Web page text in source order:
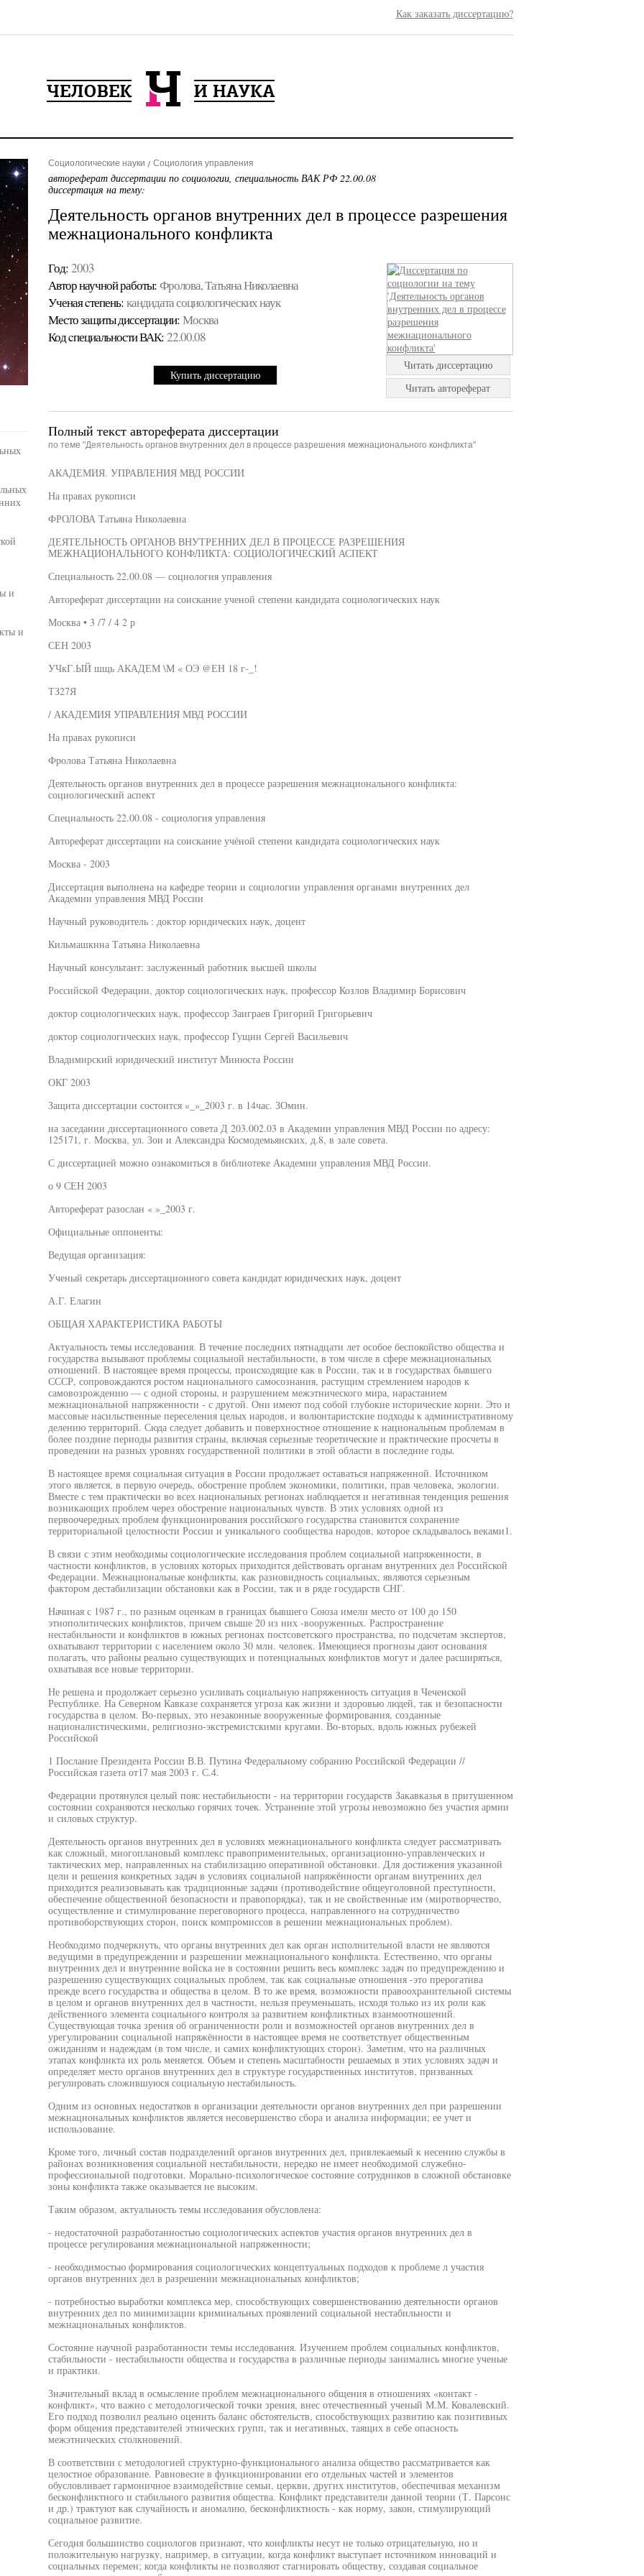
Как заказать диссертацию?
Социологические науки Социология управления
автореферат диссертации по социологии, специальность ВАК РФ 22.00.08
диссертация на тему:
Деятельность органов внутренних дел в процессе разрешения
межнационального конфликта
Год: 2003
Автор научной работы: Фролова, Татьяна Николаевна
Ученая cтепень: кандидата социологических наук
Место защиты диссертации: Москва
Код cпециальности ВАК: 22.00.08
Купить диссертацию
Читать диссертацию
Читать автореферат
Полный текст автореферата диссертации
по теме "Деятельность органов внутренних дел в процессе разрешения межнационального конфликта"
АКАДЕМИЯ. УПРАВЛЕНИЯ МВД РОССИИ
На правах рукописи
ФРОЛОВА Татьяна Николаевна
ДЕЯТЕЛЬНОСТЬ ОРГАНОВ ВНУТРЕННИХ ДЕЛ В ПРОЦЕССЕ РАЗРЕШЕНИЯ
МЕЖНАЦИОНАЛЬНОГО КОНФЛИКТА: СОЦИОЛОГИЧЕСКИЙ АСПЕКТ
Специальность 22.00.08 — социология управления
Автореферат диссертации на соискание ученой степени кандидата социологических наук
Москва • 3 /7 / 4 2 р
СЕН 2003
УЧкГ.ЫЙ шщь АКАДЕМ \М « ОЭ @ЕН 18 г-_!
ТЗ27Я
/ АКАДЕМИЯ УПРАВЛЕНИЯ МВД РОССИИ
На правах рукописи
Фролова Татьяна Николаевна
Деятельность органов внутренних дел в процессе разрешения межнационального конфликта:
социологический аспект
Специальность 22.00.08 - социология управления
Автореферат диссертации на соискание учёной степени кандидата социологических наук
Москва - 2003
Диссертация выполнена на кафедре теории и социологии управления органами внутренних дел
Академии управления МВД России
Научный руководитель : доктор юридических наук, доцент
Кильмашкнна Татьяна Николаевна
Научный консультант: заслуженный работник высшей школы
Российской Федерации, доктор социологических наук, профессор Козлов Владимир Борисович
доктор социологических наук, профессор Заиграев Григорий Григорьевич
доктор социологических наук, профессор Гущин Сергей Васильевич
Владимирский юридический институт Минюста России
ОКГ 2003
Защита диссертации состоится «_»_2003 г. в 14час. ЗОмин.
на заседании диссертационного совета Д 203.002.03 в Академии управления МВД России по адресу:
125171, г. Москва, ул. Зои и Александра Космодемьянских, д.8, в зале совета.
С диссертацией можно ознакомиться в библиотеке Академии управления МВД России.
о 9 СЕН 2003
Автореферат разослан « »_2003 г.
Официальные оппоненты:
Ведущая организация:
Ученый секретарь диссертационного совета кандидат юридических наук, доцент
А.Г. Елагин
ОБЩАЯ ХАРАКТЕРИСТИКА РАБОТЫ
Актуальность темы исследования. В течение последних пятнадцати лет особое беспокойство общества и
государства вызывают проблемы социальной нестабильности, в том числе в сфере межнациональных
отношений. В настоящее время процессы, происходящие как в России, так и в государствах бывшего
СССР, сопровождаются ростом национального самосознания, растущим стремлением народов к
самовозрождению — с одной стороны, и разрушением межэтнического мира, нарастанием
межнациональной напряженности - с другой. Они имеют под собой глубокие исторические корни. Это и
массовые насильственные переселения целых народов, и волюнтаристские подходы к административному
делению территорий. Сюда следует добавить и поверхностное отношение к национальным проблемам в
более поздние периоды развития страны, включая серьезные теоретические и практические просчеты в
проведении на разных уровнях государственной политики в этой области в последние годы.
В настоящее время социальная ситуация в России продолжает оставаться напряженной. Источником
этого является, в первую очередь, обострение проблем экономики, политики, прав человека, экологии.
Вместе с тем практически во всех национальных регионах наблюдается и негативная тенденция решения
возникающих проблем через обострение национальных чувств. В этих условиях одной из
первоочередных проблем функционирования российского государства становится сохранение
территориальной целостности России и уникального сообщества народов, которое складывалось веками1.
В связи с этим необходимы социологические исследования проблем социальной напряженности, в
частности конфликтов, в условиях которых приходится действовать органам внутренних дел Российской
Федерации. Межнациональные конфликты, как разновидность социальных, являются серьезным
фактором дестабилизации обстановки как в России, так и в ряде государств СНГ.
Начиная с 1987 г., по разным оценкам в границах бывшего Союза имели место от 100 до 150
этнополитических конфликтов, причем свыше 20 из них -вооруженных. Распространение
нестабильности и конфликтов в южных регионах постсоветского пространства, по подсчетам экспертов,
охватывают территории с населением около 30 млн. человек. Имеющиеся прогнозы дают основания
полагать, что районы реально существующих и потенциальных конфликтов могут и далее расширяться,
охватывая все новые территории.
Не решена и продолжает серьезно усиливать социальную напряженность ситуация в Чеченской
Республике. На Северном Кавказе сохраняется угроза как жизни и здоровью людей, так и безопасности
государства в целом. Во-первых, это незаконные вооруженные формирования, созданные
националистическими, религиозно-экстремистскими кругами. Во-вторых, вдоль южных рубежей
Российской
1 Послание Президента России В.В. Путина Федеральному собранию Российской Федерации //
Российская газета от17 мая 2003 г. С.4.
Федерации протянулся целый пояс нестабильности - на территории государств Закавказья в притушенном
состоянии сохраняются несколько горячих точек. Устранение этой угрозы невозможно без участия армии
и силовых структур.
Деятельность органов внутренних дел в условиях межнационального конфликта следует рассматривать
как сложный, многоплановый комплекс правоприменительных, организационно-управленческих и
тактических мер, направленных на стабилизацию оперативной обстановки. Для достижения указанной
цели и решения конкретных задач в условиях социальной напряжённости органам внутренних дел
приходится реализовывать как традиционные задачи (противодействие общеуголовной преступности,
обеспечение общественной безопасности и правопорядка), так и не свойственные им (миротворчество,
осуществление и стимулирование переговорного процесса, направленного на сотрудничество
противоборствующих сторон, поиск компромиссов в решении межнациональных проблем).
Необходимо подчеркнуть, что органы внутренних дел как орган исполнительной власти не являются
ведущими в предупреждении и разрешении межнационального конфликта. Естественно, что органы
внутренних дел и внутренние войска не в состоянии решить весь комплекс задач по предупреждению и
разрешению существующих социальных проблем, так как социальные отношения -это прерогатива
прежде всего государства и общества в целом. В то же время, возможности правоохранительной системы
в целом и органов внутренних дел в частности, нельзя преуменьшать, исходя только из их роли как
действенного элемента социального контроля за развитием конфликтных взаимоотношений.
Существующая точка зрения об ограниченности роли и возможностей органов внутренних дел в
урегулировании социальной напряжённости в настоящее время не соответствует общественным
ожиданиям и надеждам (в том числе, и самих конфликтующих сторон). Заметим, что на различных
этапах конфликта их роль меняется. Объем и степень масштабности решаемых в этих условиях задач и
определяет место органов внутренних дел в структуре государственных институтов, призванных
регулировать сложившуюся социальную нестабильность.
Одним из основных недостатков в организации деятельности органов внутренних дел при разрешении
межнациональных конфликтов является несовершенство сбора и анализа информации; ее учет и
использование.
Кроме того, личный состав подразделений органов внутренних дел, привлекаемый к несению службы в
районах возникновения социальной нестабильности, нередко не имеет необходимой служебно-
профессиональной подготовки. Морально-психологическое состояние сотрудников в сложной обстановке
зоны конфликта также оказывается не высоким.
Таким образом, актуальность темы исследования обусловлена:
- недостаточной разработанностью социологических аспектов участия органов внутренних дел в
процессе регулирования межнациональной напряженности;
- необходимостью формирования социологических концептуальных подходов к проблеме л участия
органов внутренних дел в разрешении межнациональных конфликтов;
- потребностью выработки комплекса мер, способствующих совершенствованию деятельности органов
внутренних дел по минимизации криминальных проявлений социальной нестабильности и
межнациональных конфликтов.
Состояние научной разработанности темы исследования. Изучением проблем социальных конфликтов,
стабильности - нестабильности общества и государства в различные периоды занимались многие ученые
и практики.
Значительный вклад в осмысление проблем межнационального общения в отношениях «контакт -
конфликт», что важно с методологической точки зрения, внес отечественный ученый М.М. Ковалевский.
Его подход позволил реально оценить баланс обстоятельств, способствующих развитию как позитивных
форм общения представителей этнических групп, так и негативных, таящих в себе опасность
межэтнических столкновений.
В соответствии с методологией структурно-функционального анализа общество рассматривается как
целостное образование. Равновесие в функционировании его отдельных частей и элементов
обусловливает гармоничное взаимодействие семьи, церкви, других институтов, обеспечивая механизм
бесконфликтного и стабильного развития общества. Конфликт представители данной теории (Т. Парсонс
и др.) трактуют как случайность и аномалию, бесконфликтность - как норму, закон, стимулирующий
социальное развитие.
Сегодня большинство социологов признают, что конфликты несут не только отрицательную, но и
положительную нагрузку, например, в ситуации, когда конфликт выступает источником инноваций и
социальных перемен; когда конфликты не позволяют стагнировать обществу, создавая социальное
и
и